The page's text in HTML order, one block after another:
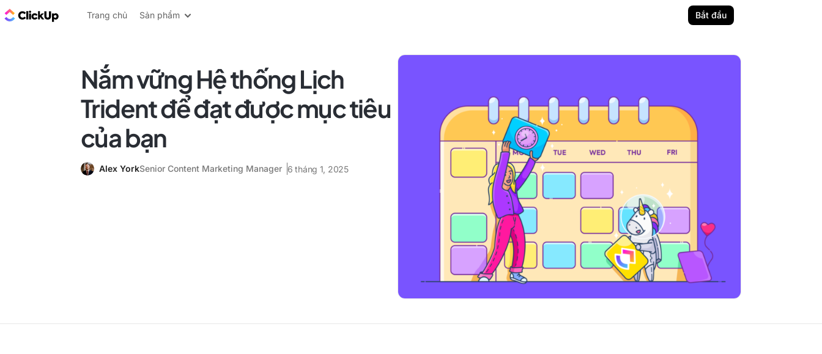
ClickUp Blog
Trang chủ Sản phẩm Bắt đầu
Nắm vững Hệ thống Lịch
Trident để đạt được mục tiêu
của bạn
Alex YorkSenior Content Marketing Manager 6 tháng 1, 2025